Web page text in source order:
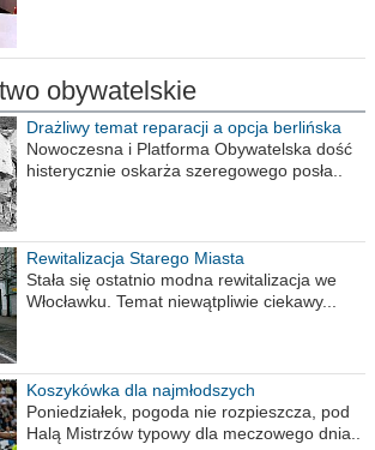
obywatelskie
Drażliwy temat reparacji a opcja berlińska
Nowoczesna i Platforma Obywatelska dość
histerycznie oskarża szeregowego posła..
Rewitalizacja Starego Miasta
Stała się ostatnio modna rewitalizacja we
Włocławku. Temat niewątpliwie ciekawy...
Koszykówka dla najmłodszych
Poniedziałek, pogoda nie rozpieszcza, pod
Halą Mistrzów typowy dla meczowego dnia..